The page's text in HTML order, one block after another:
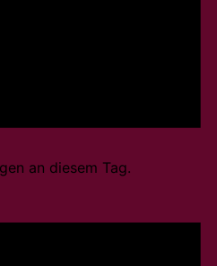
an diesem Tag.